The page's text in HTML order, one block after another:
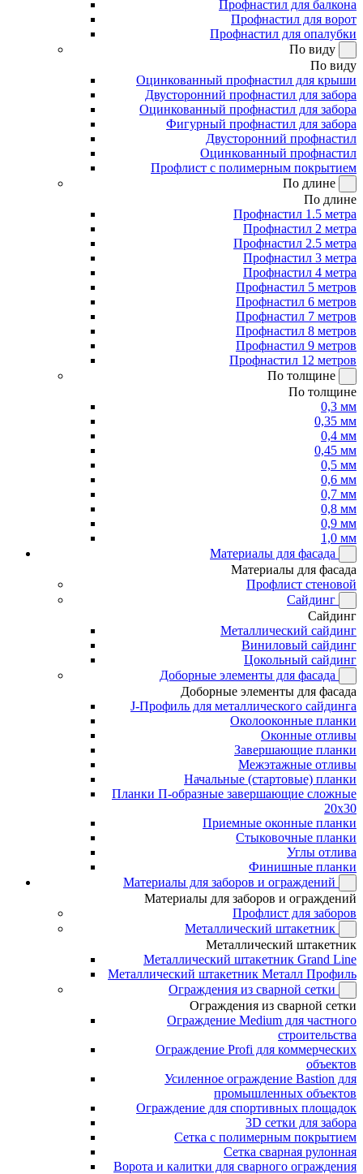
Профнастил для балкона
Профнастил для ворот
Профнастил для опалубки
По виду
По виду
Оцинкованный профнастил для крыши
Двусторонний профнастил для забора
Оцинкованный профнастил для забора
Фигурный профнастил для забора
Двусторонний профнастил
Оцинкованный профнастил
Профлист с полимерным покрытием
По длине
По длине
Профнастил 1.5 метра
Профнастил 2 метра
Профнастил 2.5 метра
Профнастил 3 метра
Профнастил 4 метра
Профнастил 5 метров
Профнастил 6 метров
Профнастил 7 метров
Профнастил 8 метров
Профнастил 9 метров
Профнастил 12 метров
По толщине
По толщине
0,3 мм
0,35 мм
0,4 мм
0,45 мм
0,5 мм
0,6 мм
0,7 мм
0,8 мм
0,9 мм
1,0 мм
Материалы для фасада
Материалы для фасада
Профлист стеновой
Сайдинг
Сайдинг
Металлический сайдинг
Виниловый сайдинг
Цокольный сайдинг
Доборные элементы для фасада
Доборные элементы для фасада
J-Профиль для металлического сайдинга
Околооконные планки
Оконные отливы
Завершающие планки
Межэтажные отливы
Начальные (стартовые) планки
Планки П-образные завершающие сложные
20x30
Приемные оконные планки
Стыковочные планки
Углы отлива
Финишные планки
Материалы для заборов и ограждений
Материалы для заборов и ограждений
Профлист для заборов
Металлический штакетник
Металлический штакетник
Металлический штакетник Grand Line
Металлический штакетник Металл Профиль
Ограждения из сварной сетки
Ограждения из сварной сетки
Ограждение Medium для частного
строительства
Ограждение Profi для коммерческих
объектов
Усиленное ограждение Bastion для
промышленных объектов
Ограждение для спортивных площадок
3D сетки для забора
Сетка с полимерным покрытием
Сетка сварная рулонная
Ворота и калитки для сварного ограждения